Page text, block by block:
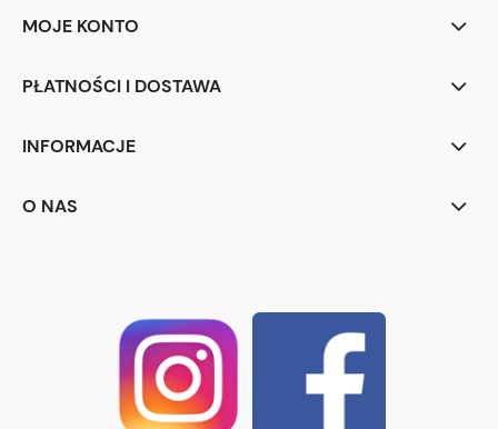
MOJE KONTO
PŁATNOŚCI I DOSTAWA
INFORMACJE
O NAS